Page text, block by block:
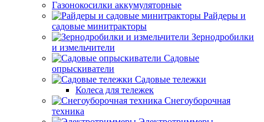
Газонокосилки аккумуляторные
Райдеры и
садовые минитракторы
Зернодробилки
и измельчители
Садовые
опрыскиватели
Садовые тележки
Колеса для тележек
Снегоуборочная
техника